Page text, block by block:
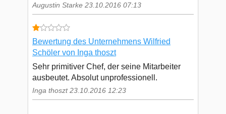
Augustin Starke 23.10.2016 07:13
Bewertung des Unternehmens Wilfried
Schöler von Inga thoszt
Sehr primitiver Chef, der seine Mitarbeiter
ausbeutet. Absolut unprofessionell.
Inga thoszt 23.10.2016 12:23